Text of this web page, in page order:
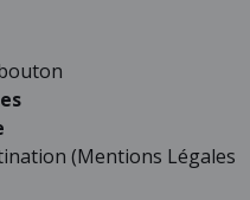
(Mentions Légales